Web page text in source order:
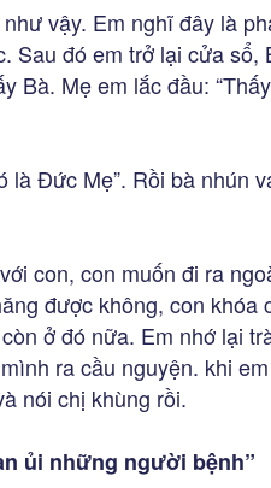
vậy. Em nghĩ đây là
Sau đó em trở lại cửa sổ,
Bà. Mẹ em lắc đầu:
là Đức Mẹ”. Rồi bà nhún
con, con muốn đi ra
được không, con khóa
ở đó nữa. Em nhớ lại
ra cầu nguyện. khi
nói chị khùng rồi.
ủi những người bệnh”